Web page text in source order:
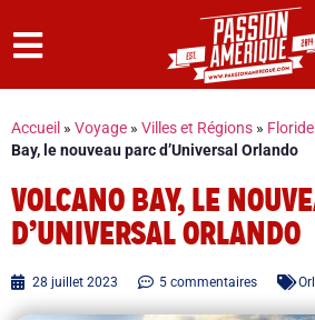
Accueil » Voyage » Villes et Régions » Floride
Bay, le nouveau parc d’Universal Orlando
VOLCANO BAY, LE
D’UNIVERSAL ORLANDO
28 juillet 2023 5 commentaires